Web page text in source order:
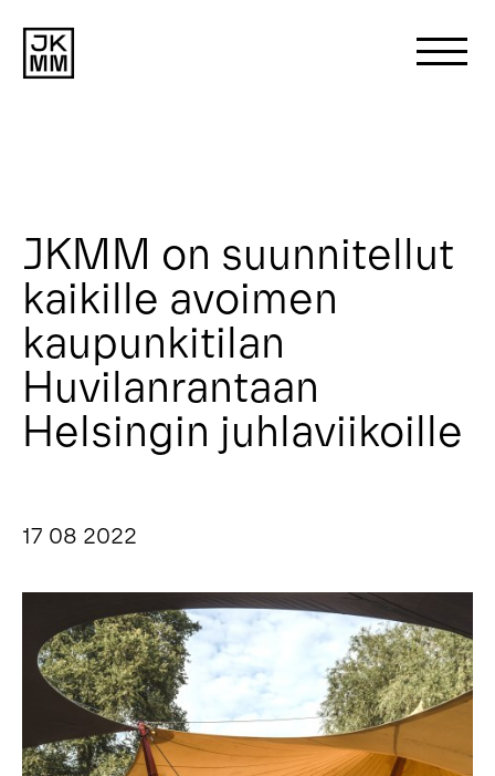
Projektit
Uutiset
Ota yhteyttä
JKMM on suunnitellut
kaikille avoimen
kaupunkitilan
Huvilanrantaan
Helsingin juhlaviikoille
17 08 2022